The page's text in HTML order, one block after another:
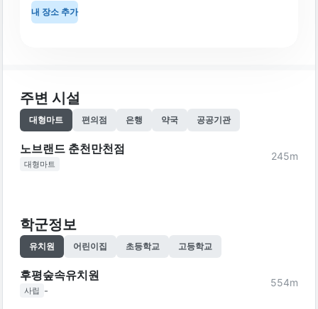
내 장소 추가
주변 시설
대형마트 편의점 은행 약국 공공기관
노브랜드 춘천만천점
대형마트
245m
학군정보
유치원 어린이집 초등학교 고등학교
후평숲속유치원
사립 -
554m